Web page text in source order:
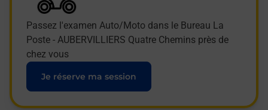
Passez l'examen Auto/Moto dans le Bureau La
Poste - AUBERVILLIERS Quatre Chemins près de
chez vous
Je réserve ma session